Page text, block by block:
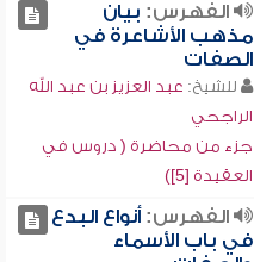
الفهرس: بيان
مذهب الأشاعرة في
الصفات
للشيخ: عبد العزيز بن عبد الله
الراجحي
جزء من محاضرة ( دروس في
العقيدة [5])
الفهرس:أنواع البدع
في باب الأسماء